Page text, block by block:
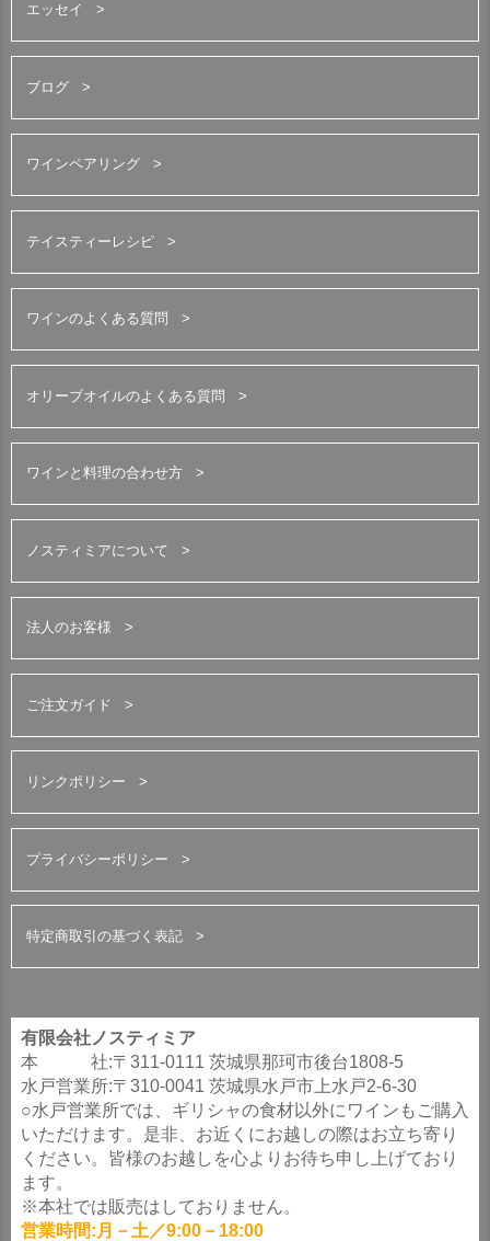
エッセイ
ブログ
ワインペアリング
テイスティーレシピ
ワインのよくある質問
オリーブオイルのよくある質問
ワインと料理の合わせ方
ノスティミアについて
法人のお客様
ご注文ガイド
リンクポリシー
プライバシーポリシー
特定商取引の基づく表記
有限会社ノスティミア
本 社:〒311-0111 茨城県那珂市後台1808-5
水戸営業所:〒310-0041 茨城県水戸市上水戸2-6-30
○水戸営業所では、ギリシャの食材以外にワインもご購入
いただけます。是非、お近くにお越しの際はお立ち寄り
ください。皆様のお越しを心よりお待ち申し上げており
ます。
※本社では販売はしておりません。
営業時間:月－土／9:00－18:00